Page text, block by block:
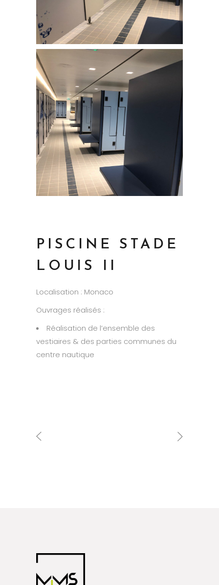
PISCINE STADE
LOUIS II
Localisation : Monaco
Ouvrages réalisés :
Réalisation de l’ensemble des
vestiaires & des parties communes du
centre nautique